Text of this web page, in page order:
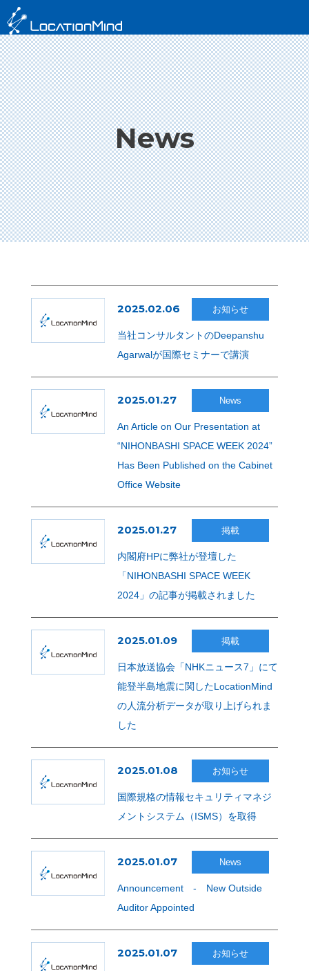
News
2025.02.06 お知らせ
当社コンサルタントのDeepanshu
Agarwalが国際セミナーで講演
2025.01.27 News
An Article on Our Presentation at
“NIHONBASHI SPACE WEEK 2024”
Has Been Published on the Cabinet
Office Website
2025.01.27 掲載
内閣府HPに弊社が登壇した
「NIHONBASHI SPACE WEEK
2024」の記事が掲載されました
2025.01.09 掲載
日本放送協会「NHKニュース7」にて
能登半島地震に関したLocationMind
の人流分析データが取り上げられま
した
2025.01.08 お知らせ
国際規格の情報セキュリティマネジ
メントシステム（ISMS）を取得
2025.01.07 News
Announcement ‐ New Outside
Auditor Appointed
2025.01.07 お知らせ